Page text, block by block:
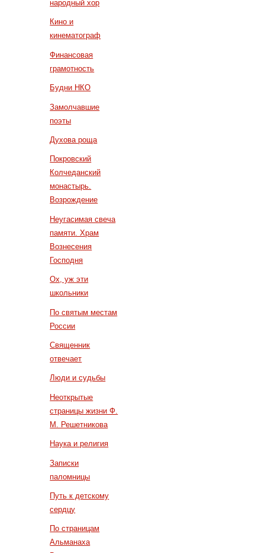
народный хор
Кино и
кинематограф
Финансовая
грамотность
Будни НКО
Замолчавшие
поэты
Духова роща
Покровский
Колчеданский
монастырь.
Возрождение
Неугасимая свеча
памяти. Храм
Вознесения
Господня
Ох, уж эти
школьники
По святым местам
России
Священник
отвечает
Люди и судьбы
Неоткрытые
страницы жизни Ф.
М. Решетникова
Наука и религия
Записки
паломницы
Путь к детскому
сердцу
По страницам
Альманаха